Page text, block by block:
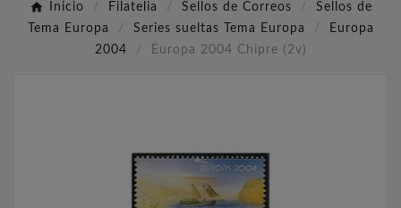
Inicio Filatelia Sellos de Correos
Sellos de
Tema Europa
Series sueltas Tema Europa
Europa
2004
Europa 2004 Chipre (2v)